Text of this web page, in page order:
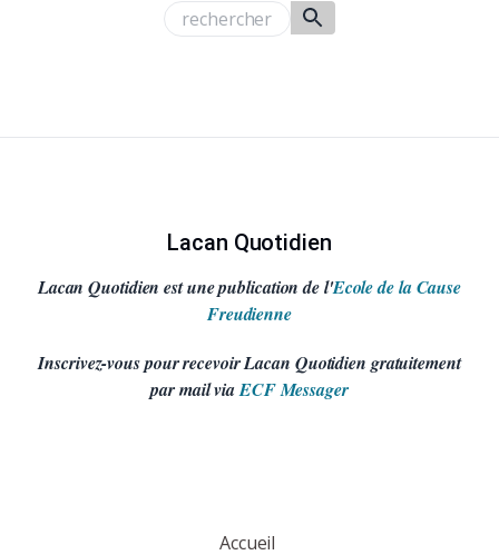
Lacan Quotidien
Lacan Quotidien est une publication de l'Ecole de la Cause
Freudienne
Inscrivez-vous pour recevoir Lacan Quotidien gratuitement
par mail viaECF Messager
Accueil